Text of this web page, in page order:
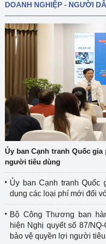
DOANH NGHIỆP - NGƯỜI
Ủy ban Cạnh tranh Quốc
người tiêu dùng
Ủy ban Cạnh tranh Quốc
dụng các loại phí mới đối
Bộ Công Thương ban
hiện Nghị quyết số 87/
bảo vệ quyền lợi người